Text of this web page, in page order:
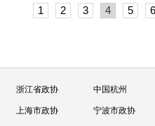
1 2 3 4 5 6
浙江省政协 中国杭州
上海市政协 宁波市政协